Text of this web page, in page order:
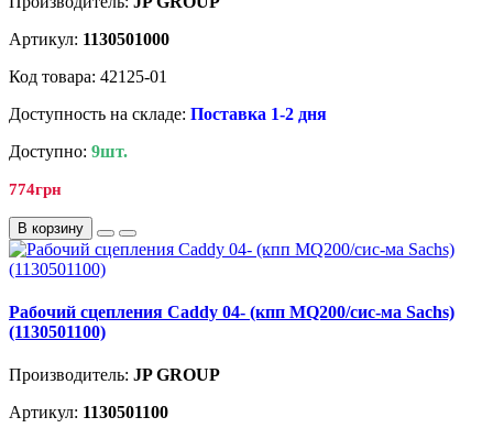
Артикул: 1130501000
Код товара: 42125-01
Доступность на складе: Поставка 1-2 дня
Доступно: 9шт.
774грн
В корзину
Рабочий сцепления Caddy 04- (кпп MQ200/сис-ма Sachs)
(1130501100)
Производитель: JP GROUP
Артикул: 1130501100